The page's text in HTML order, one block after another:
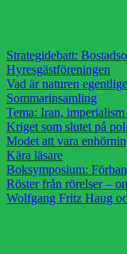
Strategidebatt:
Hyresgästföreningen
Vad är naturen
Sommarinsamling
Tema: Iran,
Kriget som slutet på
Modet att vara
Kära läsare
Boksymposium:
Röster från rörelser –
Wolfgang Fritz Haug